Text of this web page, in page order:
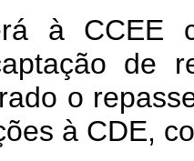
à CCEE
de
o
à CDE,